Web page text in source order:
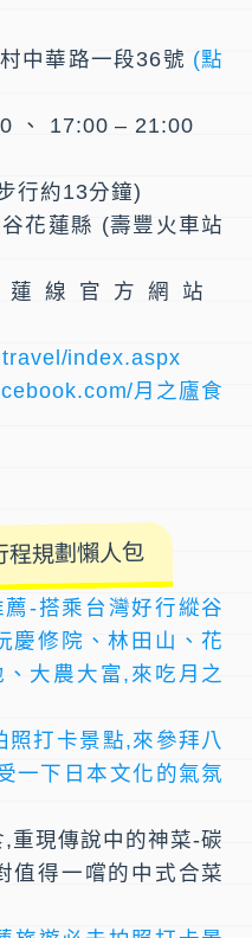
中華路一段36號 (點
、 17:00 – 21:00
行約13分鐘)
花蓮縣 (壽豐火車站
線官方網站
index.aspx
月之廬食
程規劃懶人包
-搭乘台灣好行縱谷
慶修院、林田山、花
大農大富,來吃月之
照打卡景點,來參拜八
一下日本文化的氣氛
重現傳說中的神菜-碳
值得一嚐的中式合菜